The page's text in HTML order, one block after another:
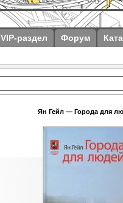
VIP-раздел Форум
Ян Гейл — Города для